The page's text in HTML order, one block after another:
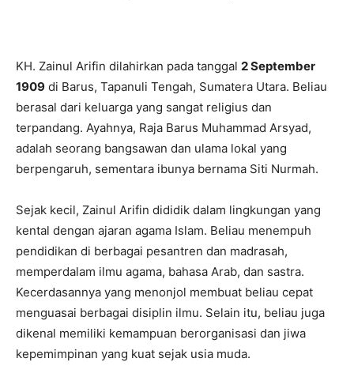
KH. Zainul Arifin dilahirkan pada tanggal 2 September
1909 di Barus, Tapanuli Tengah, Sumatera Utara. Beliau
berasal dari keluarga yang sangat religius dan
terpandang. Ayahnya, Raja Barus Muhammad Arsyad,
adalah seorang bangsawan dan ulama lokal yang
berpengaruh, sementara ibunya bernama Siti Nurmah.
Sejak kecil, Zainul Arifin dididik dalam lingkungan yang
kental dengan ajaran agama Islam. Beliau menempuh
pendidikan di berbagai pesantren dan madrasah,
memperdalam ilmu agama, bahasa Arab, dan sastra.
Kecerdasannya yang menonjol membuat beliau cepat
menguasai berbagai disiplin ilmu. Selain itu, beliau juga
dikenal memiliki kemampuan berorganisasi dan jiwa
kepemimpinan yang kuat sejak usia muda.